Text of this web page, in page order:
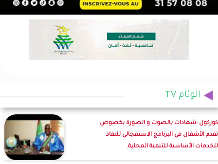
الوئام TV
كوركول :شهادات بالصوت و الصورة بخصوص
تقدم الأشغال في البرنامج الاستعجالي للنفاذ
للخدمات الأساسية للتنمية المحلية.